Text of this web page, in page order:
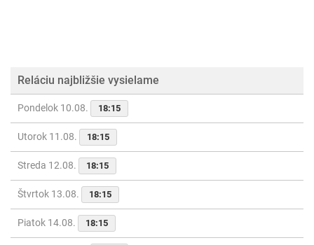
Reláciu najbližšie vysielame
Pondelok 10.08. 18:15
Utorok 11.08. 18:15
Streda 12.08. 18:15
Štvrtok 13.08. 18:15
Piatok 14.08. 18:15